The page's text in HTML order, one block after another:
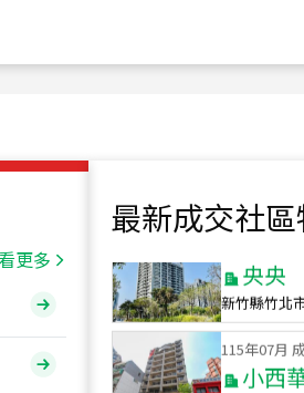
更多
最新成交社
新竹市新竹
115年07月
新竹縣竹北
115年07月
小西
台北市內湖